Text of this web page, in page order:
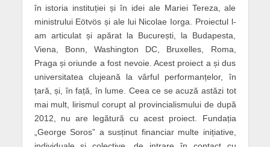
în istoria instituției și în idei ale Mariei Tereza, ale
ministrului Eötvös și ale lui Nicolae Iorga. Proiectul l-
am articulat și apărat la București, la Budapesta,
Viena, Bonn, Washington DC, Bruxelles, Roma,
Praga și oriunde a fost nevoie. Acest proiect a și dus
universitatea clujeană la vârful performanțelor, în
țară, și, în față, în lume. Ceea ce se acuză astăzi tot
mai mult, lirismul corupt al provincialismului de după
2012, nu are legătură cu acest proiect. Fundația
„George Soros” a susținut financiar multe inițiative,